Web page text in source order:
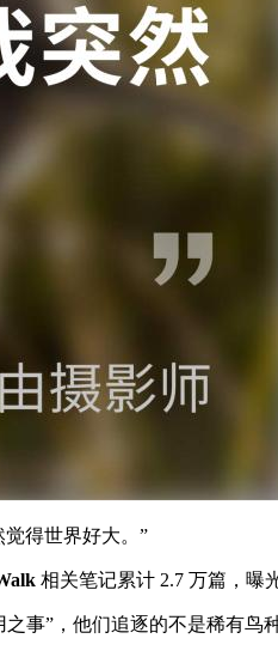
得世界好大。”
相关笔记累计 2.7 万篇，曝
事”，他们追逐的不是稀有鸟